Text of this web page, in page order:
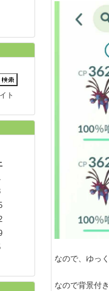
ト
なので、ゆっ
なので背景付